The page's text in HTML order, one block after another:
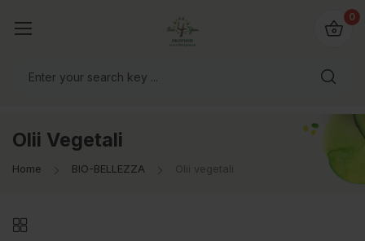
mondo!
0
Olii Vegetali
Home BIO-BELLEZZA Olii vegetali